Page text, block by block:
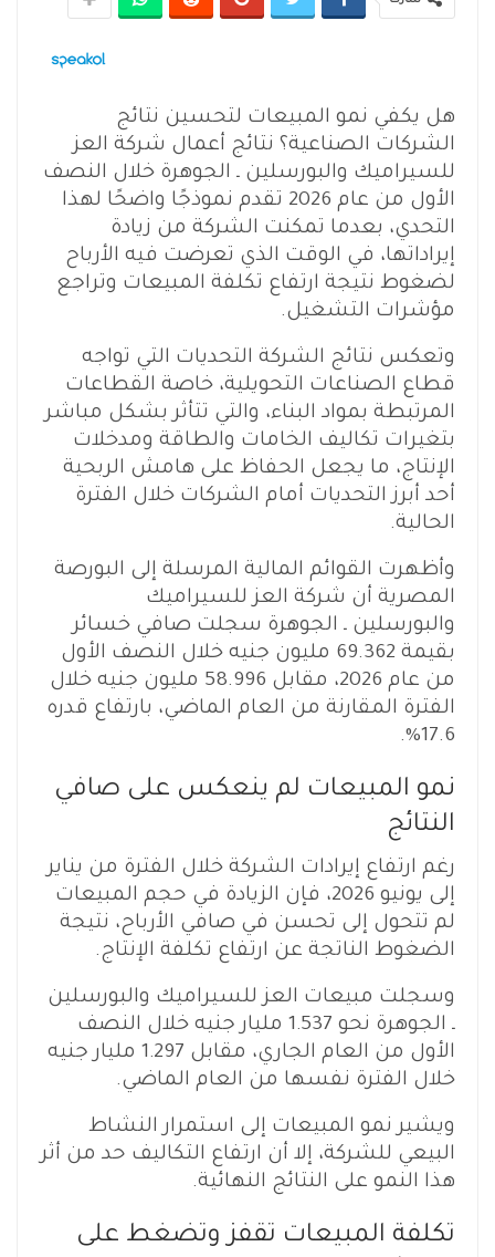
هل يكفي نمو المبيعات لتحسين نتائج
الشركات الصناعية؟ نتائج أعمال شركة العز
للسيراميك والبورسلين ـ الجوهرة خلال النصف
الأول من عام 2026 تقدم نموذجًا واضحًا لهذا
التحدي، بعدما تمكنت الشركة من زيادة
إيراداتها، في الوقت الذي تعرضت فيه الأرباح
لضغوط نتيجة ارتفاع تكلفة المبيعات وتراجع
مؤشرات التشغيل.
وتعكس نتائج الشركة التحديات التي تواجه
قطاع الصناعات التحويلية، خاصة القطاعات
المرتبطة بمواد البناء، والتي تتأثر بشكل مباشر
بتغيرات تكاليف الخامات والطاقة ومدخلات
الإنتاج، ما يجعل الحفاظ على هامش الربحية
أحد أبرز التحديات أمام الشركات خلال الفترة
الحالية.
وأظهرت القوائم المالية المرسلة إلى البورصة
المصرية أن شركة العز للسيراميك
والبورسلين ـ الجوهرة سجلت صافي خسائر
بقيمة 69.362 مليون جنيه خلال النصف الأول
من عام 2026، مقابل 58.996 مليون جنيه خلال
الفترة المقارنة من العام الماضي، بارتفاع قدره
17.6%.
نمو المبيعات لم ينعكس على صافي
النتائج
رغم ارتفاع إيرادات الشركة خلال الفترة من يناير
إلى يونيو 2026، فإن الزيادة في حجم المبيعات
لم تتحول إلى تحسن في صافي الأرباح، نتيجة
الضغوط الناتجة عن ارتفاع تكلفة الإنتاج.
وسجلت مبيعات العز للسيراميك والبورسلين
ـ الجوهرة نحو 1.537 مليار جنيه خلال النصف
الأول من العام الجاري، مقابل 1.297 مليار جنيه
خلال الفترة نفسها من العام الماضي.
ويشير نمو المبيعات إلى استمرار النشاط
البيعي للشركة، إلا أن ارتفاع التكاليف حد من أثر
هذا النمو على النتائج النهائية.
تكلفة المبيعات تقفز وتضغط على